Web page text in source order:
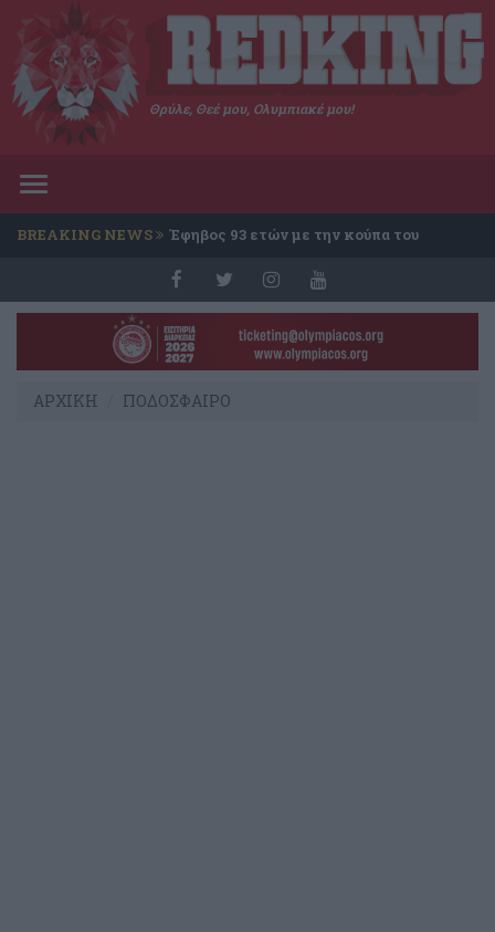
Θρύλε, Θεέ μου, Ολυμπιακέ μου!
Toggle
BREAKING NEWS Έφηβος 93 ετών με την κούπα του
ΑΡΧΙΚΗ ΠΟΔΟΣΦΑΙΡΟ